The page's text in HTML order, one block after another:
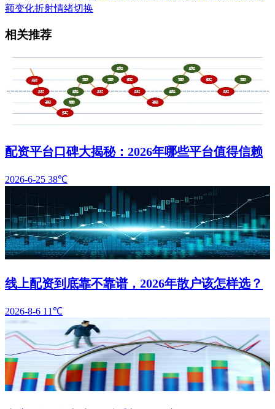
额变化折射情绪切换
相关推荐
配资平台口碑大揭秘：2026年哪些平台值得信赖
2026-6-25 38℃
线上配资到底靠不靠谱，2026年散户该怎样选？
2026-8-6 11℃